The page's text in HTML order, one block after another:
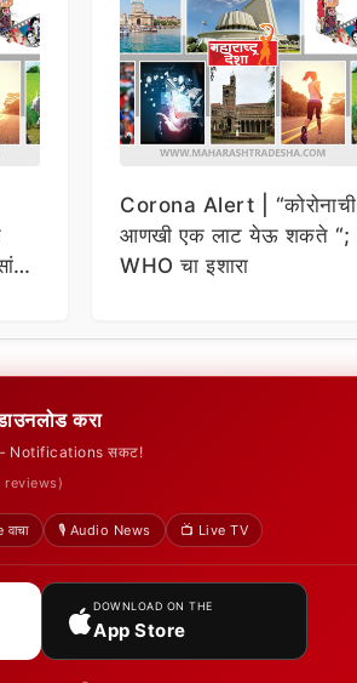
Corona Alert | “कोरोनाची
आणखी एक लाट येऊ शकते “;
WHO चा इशारा
करा
— Notifications सकट!
reviews)
🎙️ Audio News 📺 Live TV
DOWNLOAD ON THE
App Store